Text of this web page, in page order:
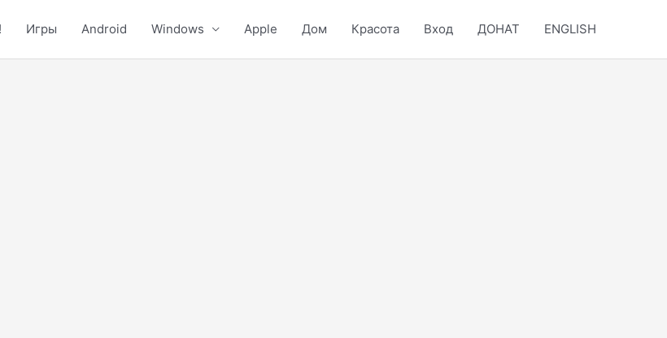
Игры Android Windows Apple Дом Красота Вход ДОНАТ ENGLISH